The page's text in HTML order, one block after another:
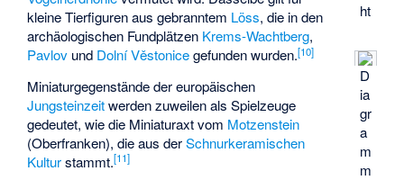
ht
D
ia
gr
a
m
m
kleine Tierfiguren aus gebranntem Löss, die in den
archäologischen Fundplätzen Krems-Wachtberg,
Pavlov und Dolní Věstonicegefunden wurden.[10]
Miniaturgegenstände der europäischen
Jungsteinzeitwerden zuweilen als Spielzeuge
gedeutet, wie die Miniaturaxt vom Motzenstein
(Oberfranken), die aus derSchnurkeramischen
Kulturstammt.[11]